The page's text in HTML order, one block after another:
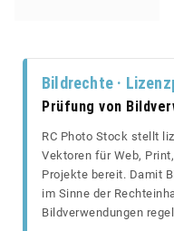
Bildrechte ·
Prüfung von
RC Photo Stock stellt
Vektoren für Web,
Projekte bereit. Damit
im Sinne der
Bildverwendungen